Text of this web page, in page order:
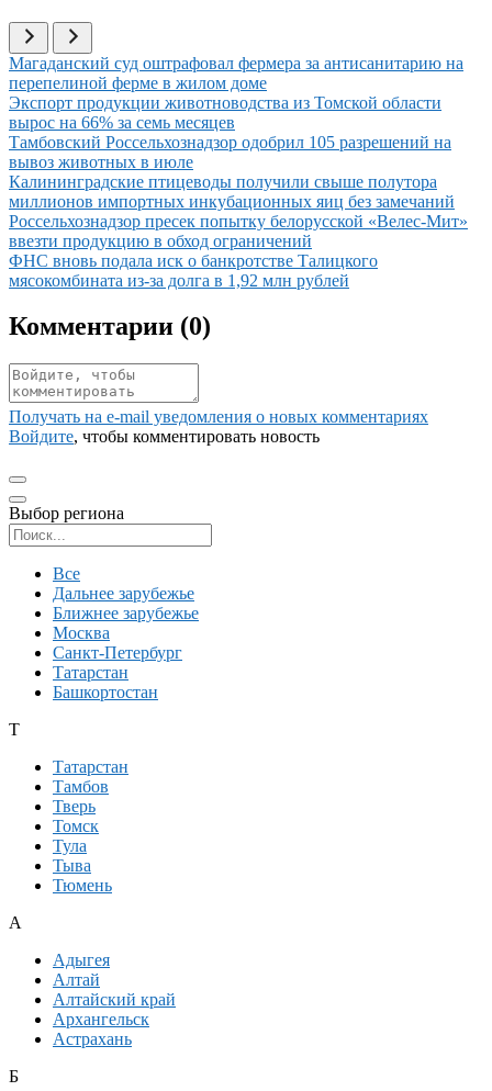
Иллюстрация новости
Магаданский суд оштрафовал фермера за антисанитарию на
перепелиной ферме в жилом доме
Иллюстрация новости
Экспорт продукции животноводства из Томской области
вырос на 66% за семь месяцев
Иллюстрация новости
Тамбовский Россельхознадзор одобрил 105 разрешений на
вывоз животных в июле
Иллюстрация новости
Калининградские птицеводы получили свыше полутора
миллионов импортных инкубационных яиц без замечаний
Иллюстрация новости
Россельхознадзор пресек попытку белорусской «Велес-Мит»
ввезти продукцию в обход ограничений
Иллюстрация новости
ФНС вновь подала иск о банкротстве Талицкого
мясокомбината из-за долга в 1,92 млн рублей
Комментарии (0)
Получать на e‑mail уведомления о новых комментариях
Войдите, чтобы комментировать новость
Выбор региона
Все
Дальнее зарубежье
Ближнее зарубежье
Москва
Санкт-Петербург
Татарстан
Башкортостан
Т
Татарстан
Тамбов
Тверь
Томск
Тула
Тыва
Тюмень
А
Адыгея
Алтай
Алтайский край
Архангельск
Астрахань
Б